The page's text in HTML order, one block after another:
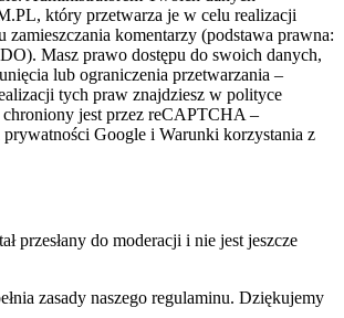
który przetwarza je w celu realizacji
zamieszczania komentarzy (podstawa prawna:
Masz prawo dostępu do swoich danych,
lub ograniczenia przetwarzania –
tych praw znajdziesz w polityce
jest przez reCAPTCHA –
Google i Warunki korzystania z
przesłany do moderacji i nie jest jeszcze
zasady naszego regulaminu. Dziękujemy